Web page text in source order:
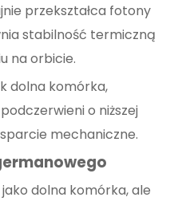
przekształca fotony
stabilność termiczną
na orbicie.
dolna komórka,
o niższej
mechaniczne.
jako dolna komórka, ale